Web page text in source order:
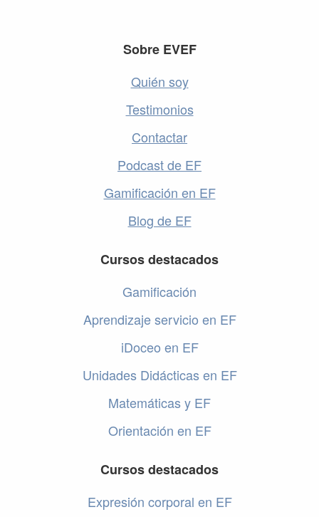
Sobre EVEF
Quién soy
Testimonios
Contactar
Podcast de EF
Gamificación en EF
Blog de EF
Cursos destacados
Gamificación
Aprendizaje servicio en EF
iDoceo en EF
Unidades Didácticas en EF
Matemáticas y EF
Orientación en EF
Cursos destacados
Expresión corporal en EF